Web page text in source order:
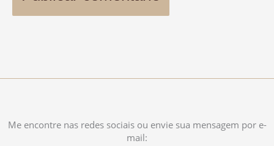
Me encontre nas redes sociais ou envie sua mensagem por e-
mail: